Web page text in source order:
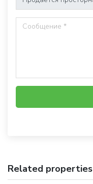
Related properties